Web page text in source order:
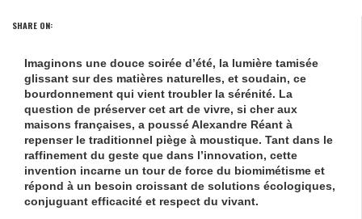
SHARE ON:
Imaginons une douce soirée d’été, la lumière tamisée
glissant sur des matières naturelles, et soudain, ce
bourdonnement qui vient troubler la sérénité. La
question de préserver cet art de vivre, si cher aux
maisons françaises, a pousséAlexandre Réant à
repenser le traditionnel piège à moustique. Tant dans le
raffinement du geste que dans l’innovation, cette
invention incarne un tour de force du biomimétisme et
répond à un besoin croissant de solutions écologiques,
conjuguant efficacité et respect du vivant.